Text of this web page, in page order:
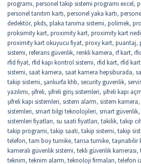
programı, personel takip sistemi programı excel,
personel tanıtım kartı, personel yaka kartı,
dedektör, pkds, plaka tanıma sistemi, polimek,
proksimity kart, proximity kart, proximity kart
proximity kart okuyucu fiyat, proxy kart, puantaj,
sistemi, referans güvenlik, renkli kamera, rf kart,
rfid fiyat, rfid kapı kontrol sistemi, rfid kart, rfid
sistemi, saat kamera, saat kamera hepsiburada,
takip sistemi, şanlıurfa khb, security guvenlik,
yazılımı, şifreli, şifreli giriş sistemleri, şifreli kapı
şifreli kapı sistemleri, sistem alarm, sistem kamera,
sistemleri, smart bilgi teknolojileri, smart güvenlik,
sistemleri fiyatları, su saati fiyatları, takilik, takip
takip programi, takip saati, takip sistemi, takip
telefon, tam boy turnike, tansa turnike, taşınabilir
kameralı güvenlik sistemi, tekli güvenlik kamerası,
teknim, teknim alarm, teknoloji firmaları, telefon